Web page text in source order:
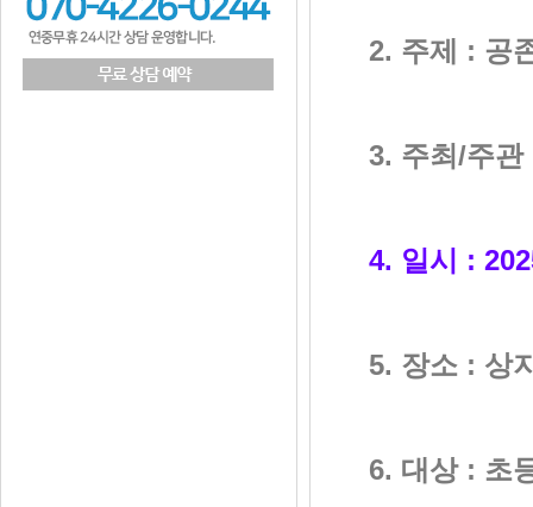
2. 주제 : 공
3. 주최/주관
4. 일시 :
5. 장소 : 상
6. 대상 : 초